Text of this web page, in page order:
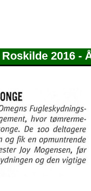
2016 -